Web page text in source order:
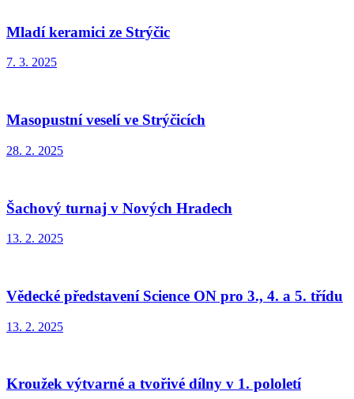
Mladí keramici ze Strýčic
7. 3. 2025
Masopustní veselí ve Strýčicích
28. 2. 2025
Šachový turnaj v Nových Hradech
13. 2. 2025
Vědecké představení Science ON pro 3., 4. a 5. třídu
13. 2. 2025
Kroužek výtvarné a tvořivé dílny v 1. pololetí